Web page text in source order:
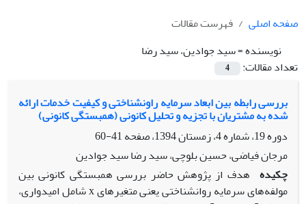
صفحه اصلی
فهرست مقالات
نویسنده =سید جوادین، سید رضا
تعداد مقالات:
4
بررسی رابطه بین ابعاد سرمایه راونشناختی و کیفیت خدمات ارائه
شده به مشتریان با تجزیه و تحلیل کانونی (همبستگی کانونی)
دوره 19، شماره 4، زمستان 1394، صفحه
41-60
مرجان فیاضی، حسین بلوچی، سید رضا سید جوادین
چکیده هدف از پژوهش حاضر بررسی همبستگی کانونی بین
مولفه‌های سرمایه روانشناختی یعنی متغیرهای x شامل امیدواری،